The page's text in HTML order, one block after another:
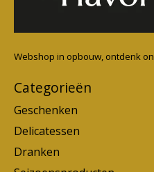
Webshop in opbouw, ontdenk
Categorieën
Geschenken
Delicatessen
Dranken